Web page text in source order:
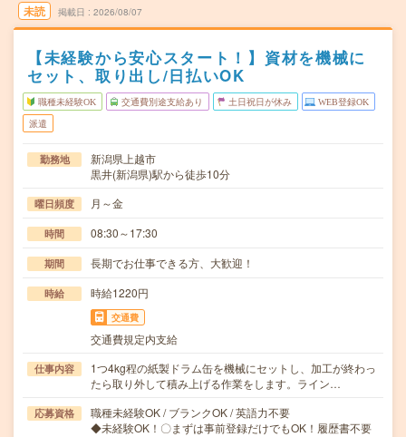
未読 掲載日 2026/08/07
【未経験から安心スタート！】資材を機械に
セット、取り出し/日払いOK
職種未経験OK 交通費別途支給あり 土日祝日が休み WEB登録OK
派遣
勤務地
新潟県上越市
黒井(新潟県)駅から徒歩10分
曜日頻度 月～金
時間 08:30～17:30
期間 長期でお仕事できる方、大歓迎！
時給 時給1220円
交通費
交通費規定内支給
仕事内容
1つ4kg程の紙製ドラム缶を機械にセットし、加工が終わっ
たら取り外して積み上げる作業をします。ライン…
応募資格
職種未経験OK / ブランクOK / 英語力不要
◆未経験OK！〇まずは事前登録だけでもOK！履歴書不要